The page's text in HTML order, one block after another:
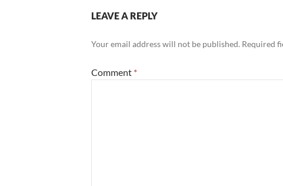
LEAVE A REPLY
Your email address will not be published. Required
Comment *